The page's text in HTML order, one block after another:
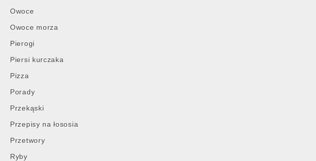
Owoce
Owoce morza
Pierogi
Piersi kurczaka
Pizza
Porady
Przekąski
Przepisy na łososia
Przetwory
Ryby